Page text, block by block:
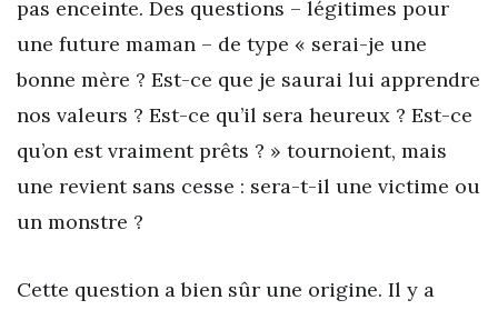
pas enceinte. Des questions – légitimes pour
une future maman – de type « serai-je une
bonne mère ? Est-ce que je saurai lui apprendre
nos valeurs ? Est-ce qu’il sera heureux ? Est-ce
qu’on est vraiment prêts ? » tournoient, mais
une revient sans cesse : sera-t-il une victime ou
un monstre ?
Cette question a bien sûr une origine. Il y a